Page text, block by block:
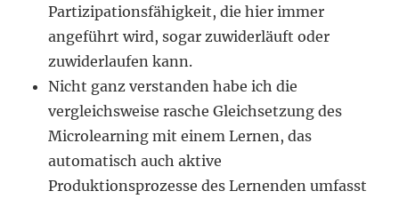
Partizipationsfähigkeit, die hier immer
angeführt wird, sogar zuwiderläuft oder
zuwiderlaufen kann.
Nicht ganz verstanden habe ich die
vergleichsweise rasche Gleichsetzung des
Microlearning mit einem Lernen, das
automatisch auch aktive
Produktionsprozesse des Lernenden umfasst